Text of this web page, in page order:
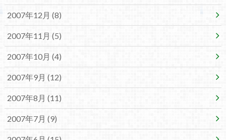
2007年12月 (8)
2007年11月 (5)
2007年10月 (4)
2007年9月 (12)
2007年8月 (11)
2007年7月 (9)